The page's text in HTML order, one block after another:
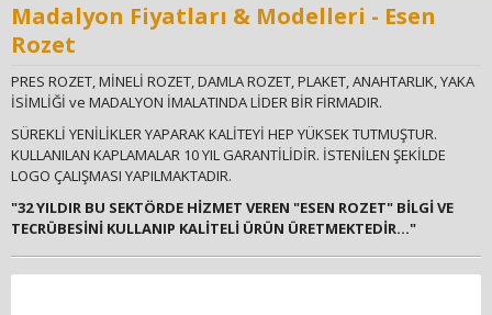
Madalyon Fiyatları & Modelleri - Esen
Rozet
PRES ROZET, MİNELİ ROZET, DAMLA ROZET, PLAKET, ANAHTARLIK, YAKA
İSİMLİĞİ ve MADALYON İMALATINDA LİDER BİR FİRMADIR.
SÜREKLİ YENİLİKLER YAPARAK KALİTEYİ HEP YÜKSEK TUTMUŞTUR.
KULLANILAN KAPLAMALAR 10 YIL GARANTİLİDİR. İSTENİLEN ŞEKİLDE
LOGO ÇALIŞMASI YAPILMAKTADIR.
"32 YILDIR BU SEKTÖRDE HİZMET VEREN "ESEN ROZET" BİLGİ VE
TECRÜBESİNİ KULLANIP KALİTELİ ÜRÜN ÜRETMEKTEDİR..."